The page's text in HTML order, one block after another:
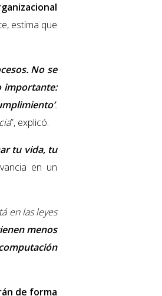
estima que
No se
importante:
.
”, explicó.
tu vida, tu
en un
en las leyes
menos
de forma